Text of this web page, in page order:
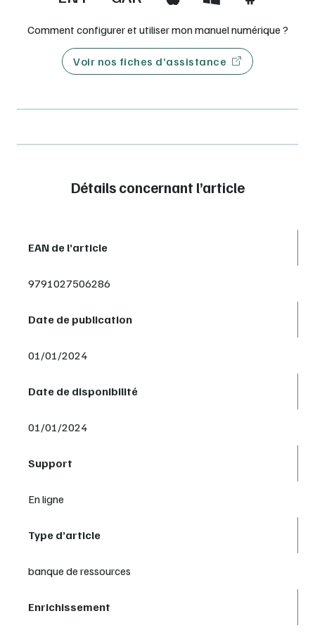
Comment configurer et utiliser mon manuel numérique ?
Voir nos fiches d’assistance
Détails concernant l’article
EAN de l’article
9791027506286
Date de publication
01/01/2024
Date de disponibilité
01/01/2024
Support
En ligne
Type d’article
banque de ressources
Enrichissement